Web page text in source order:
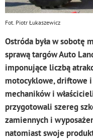
Fot. Piotr Łukaszewicz
Ostróda była w sobotę
sprawą targów Auto
imponujące liczbą
motocyklowe, driftowe
mechaników i
przygotowali szereg
zamiennych i
natomiast swoje